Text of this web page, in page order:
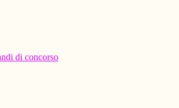
di concorso